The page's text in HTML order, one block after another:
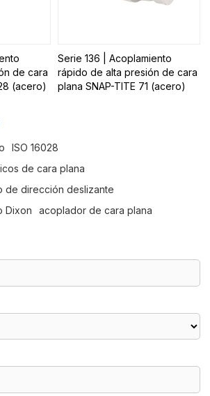
de cara
(acero)
Serie 136 | Acoplamiento
rápido de alta presión de cara
plana SNAP-TITE 71 (acero)
ISO 16028
de cara plana
de dirección deslizante
Dixon
acoplador de cara plana